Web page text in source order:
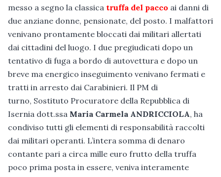
messo a segno la classica truffa del pacco ai danni di
due anziane donne, pensionate, del posto. I malfattori
venivano prontamente bloccati dai militari allertati
dai cittadini del luogo. I due pregiudicati dopo un
tentativo di fuga a bordo di autovettura e dopo un
breve ma energico inseguimento venivano fermati e
tratti in arresto dai Carabinieri. Il PM di
turno, Sostituto Procuratore della Repubblica di
Isernia dott.ssa Maria Carmela ANDRICCIOLA, ha
condiviso tutti gli elementi di responsabilità raccolti
dai militari operanti. L’intera somma di denaro
contante pari a circa mille euro frutto della truffa
poco prima posta in essere, veniva interamente